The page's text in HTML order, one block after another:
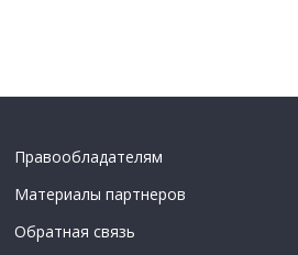
Правообладателям
Материалы партнеров
Обратная связь